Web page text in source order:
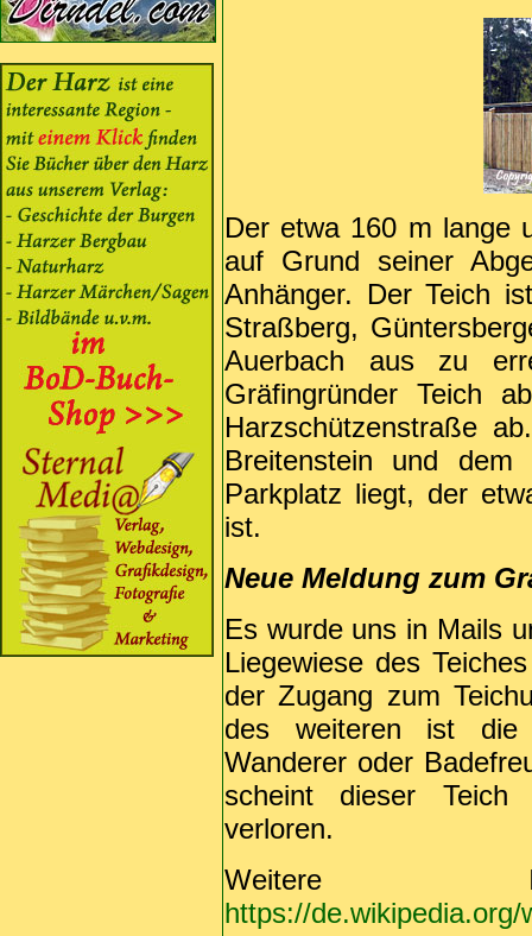
Der etwa 160 m lange
auf Grund seiner
Anhänger. Der Teich
Straßberg,
Auerbach aus zu
Gräfingründer Teich
Harzschützenstraße
Breitenstein und
Parkplatz liegt, der
ist.
Neue Meldung zum
Es wurde uns in Mails
Liegewiese des
der Zugang zum
des weiteren ist die
Wanderer oder
scheint dieser Teich
verloren.
Weitere
https://de.wikipedia.org/